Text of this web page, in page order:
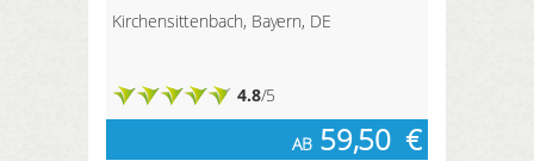
Kirchensittenbach, Bayern, DE
4.8/5
AB 59,50 €